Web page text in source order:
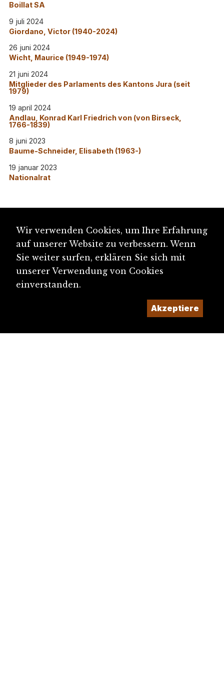
Boillat SA
9 juli 2024
Giordano, Victor (1940-2024)
26 juni 2024
Wicht, Maurice (1949-1974)
21 juni 2024
Mitglieder des Parlaments des Kantons Jura (seit
1979)
19 april 2024
Andlau, Konrad Karl Friedrich von (von Birseck,
1766-1839)
8 juni 2023
Baume-Schneider, Elisabeth (1963-)
19 januar 2023
Nationalrat
Wir verwenden Cookies, um Ihre Erfahrung
auf unserer Website zu verbessern. Wenn
Sie weiter surfen, erklären Sie sich mit
unserer Verwendung von Cookies
einverstanden.
Akzeptiere